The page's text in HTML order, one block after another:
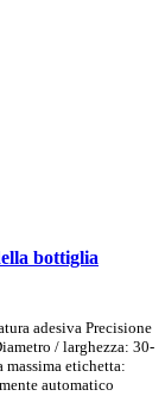
bottiglia
adesiva Precisione
/ larghezza: 30-
etichetta:
automatico